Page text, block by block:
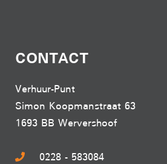
CONTACT
Verhuur-Punt
Simon Koopmanstraat 63
1693 BB Wervershoof
0228 - 583084